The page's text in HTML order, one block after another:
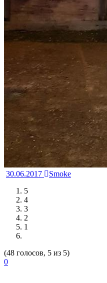
30.06.2017
Smoke
5
4
3
2
1
(48 голосов, 5 из 5)
0